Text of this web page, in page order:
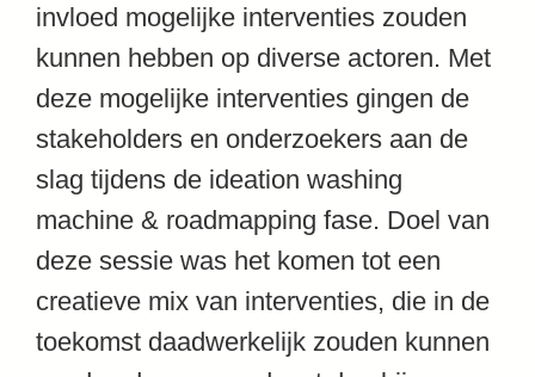
invloed mogelijke interventies zouden
kunnen hebben op diverse actoren. Met
deze mogelijke interventies gingen de
stakeholders en onderzoekers aan de
slag tijdens de ideation washing
machine & roadmapping fase. Doel van
deze sessie was het komen tot een
creatieve mix van interventies, die in de
toekomst daadwerkelijk zouden kunnen